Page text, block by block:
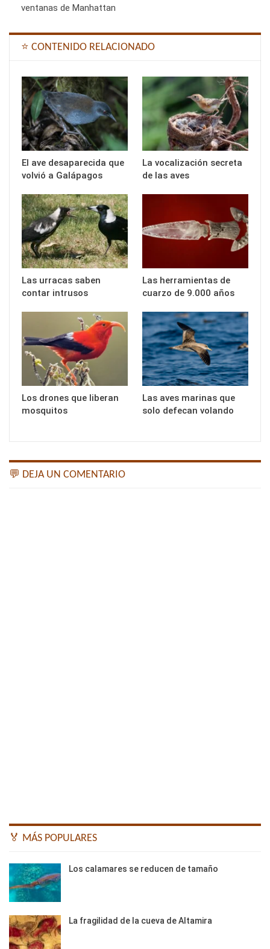
ventanas de Manhattan
⭐ CONTENIDO RELACIONADO
El ave desaparecida que
volvió a Galápagos
La vocalización secreta
de las aves
Las urracas saben
contar intrusos
Las herramientas de
cuarzo de 9.000 años
Los drones que liberan
mosquitos
Las aves marinas que
solo defecan volando
💬 DEJA UN COMENTARIO
🏅 MÁS POPULARES
Los calamares se reducen de tamaño
La fragilidad de la cueva de Altamira